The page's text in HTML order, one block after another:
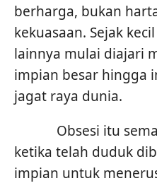
berharga, bukan
kekuasaan. Sejak
lainnya mulai diajari
impian besar hingga
jagat raya dunia.
Obsesi itu
ketika telah duduk
impian untuk